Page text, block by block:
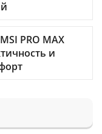
PRO MAX
и